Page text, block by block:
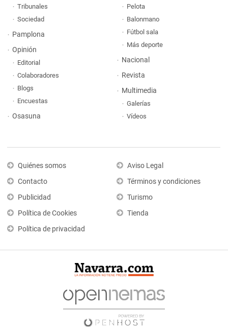
Tribunales
Sociedad
Pamplona
Opinión
Editorial
Colaboradores
Blogs
Encuestas
Osasuna
Pelota
Balonmano
Fútbol sala
Más deporte
Nacional
Revista
Multimedia
Galerías
Vídeos
Quiénes somos
Contacto
Publicidad
Política de Cookies
Política de privacidad
Aviso Legal
Términos y condiciones
Turismo
Tienda